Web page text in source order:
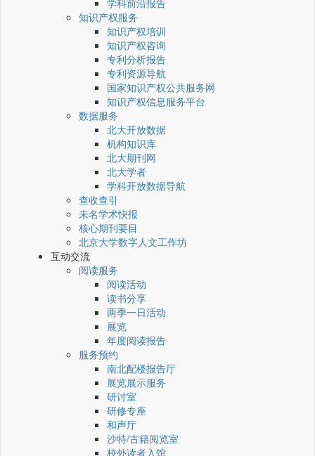
学科前沿报告
知识产权服务
知识产权培训
知识产权咨询
专利分析报告
专利资源导航
国家知识产权公共服务网
知识产权信息服务平台
数据服务
北大开放数据
机构知识库
北大期刊网
北大学者
学科开放数据导航
查收查引
未名学术快报
核心期刊要目
北京大学数字人文工作坊
互动交流
阅读服务
阅读活动
读书分享
两季一日活动
展览
年度阅读报告
服务预约
南北配楼报告厅
展览展示服务
研讨室
研修专座
和声厅
沙特/古籍阅览室
校外读者入馆